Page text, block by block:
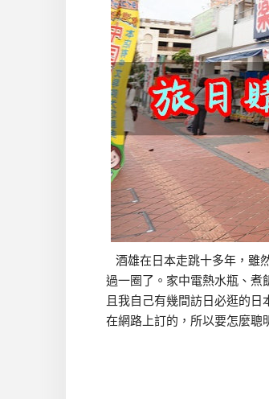
酒雄在日本走跳十多年，雖
過一圈了。家中電熱水瓶、煮
且我自己有幾間訪日必逛的
在網路上訂的，所以要怎麼聰